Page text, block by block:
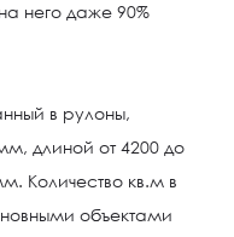
него даже 90%
в рулоны,
длиной от 4200 до
Количество кв.м в
объектами